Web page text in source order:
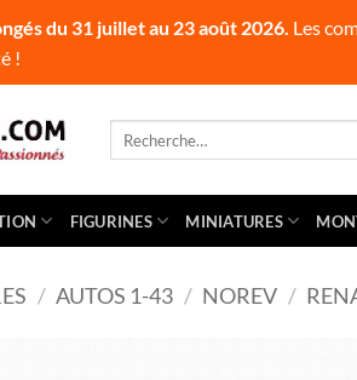
du 31 juillet au 23 août 2026. Les
!
FIGURINES MINIATURES
/ AUTOS 1-43 / NOREV /